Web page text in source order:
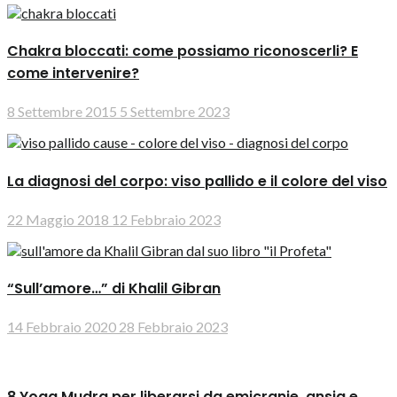
Chakra bloccati: come possiamo riconoscerli? E
come intervenire?
8 Settembre 2015 5 Settembre 2023
La diagnosi del corpo: viso pallido e il colore del viso
22 Maggio 2018 12 Febbraio 2023
“Sull’amore…” di Khalil Gibran
14 Febbraio 2020 28 Febbraio 2023